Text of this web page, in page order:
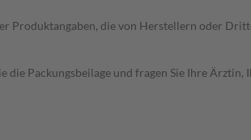
Produktangaben, die von Herstellern oder
die Packungsbeilage und fragen Sie Ihre